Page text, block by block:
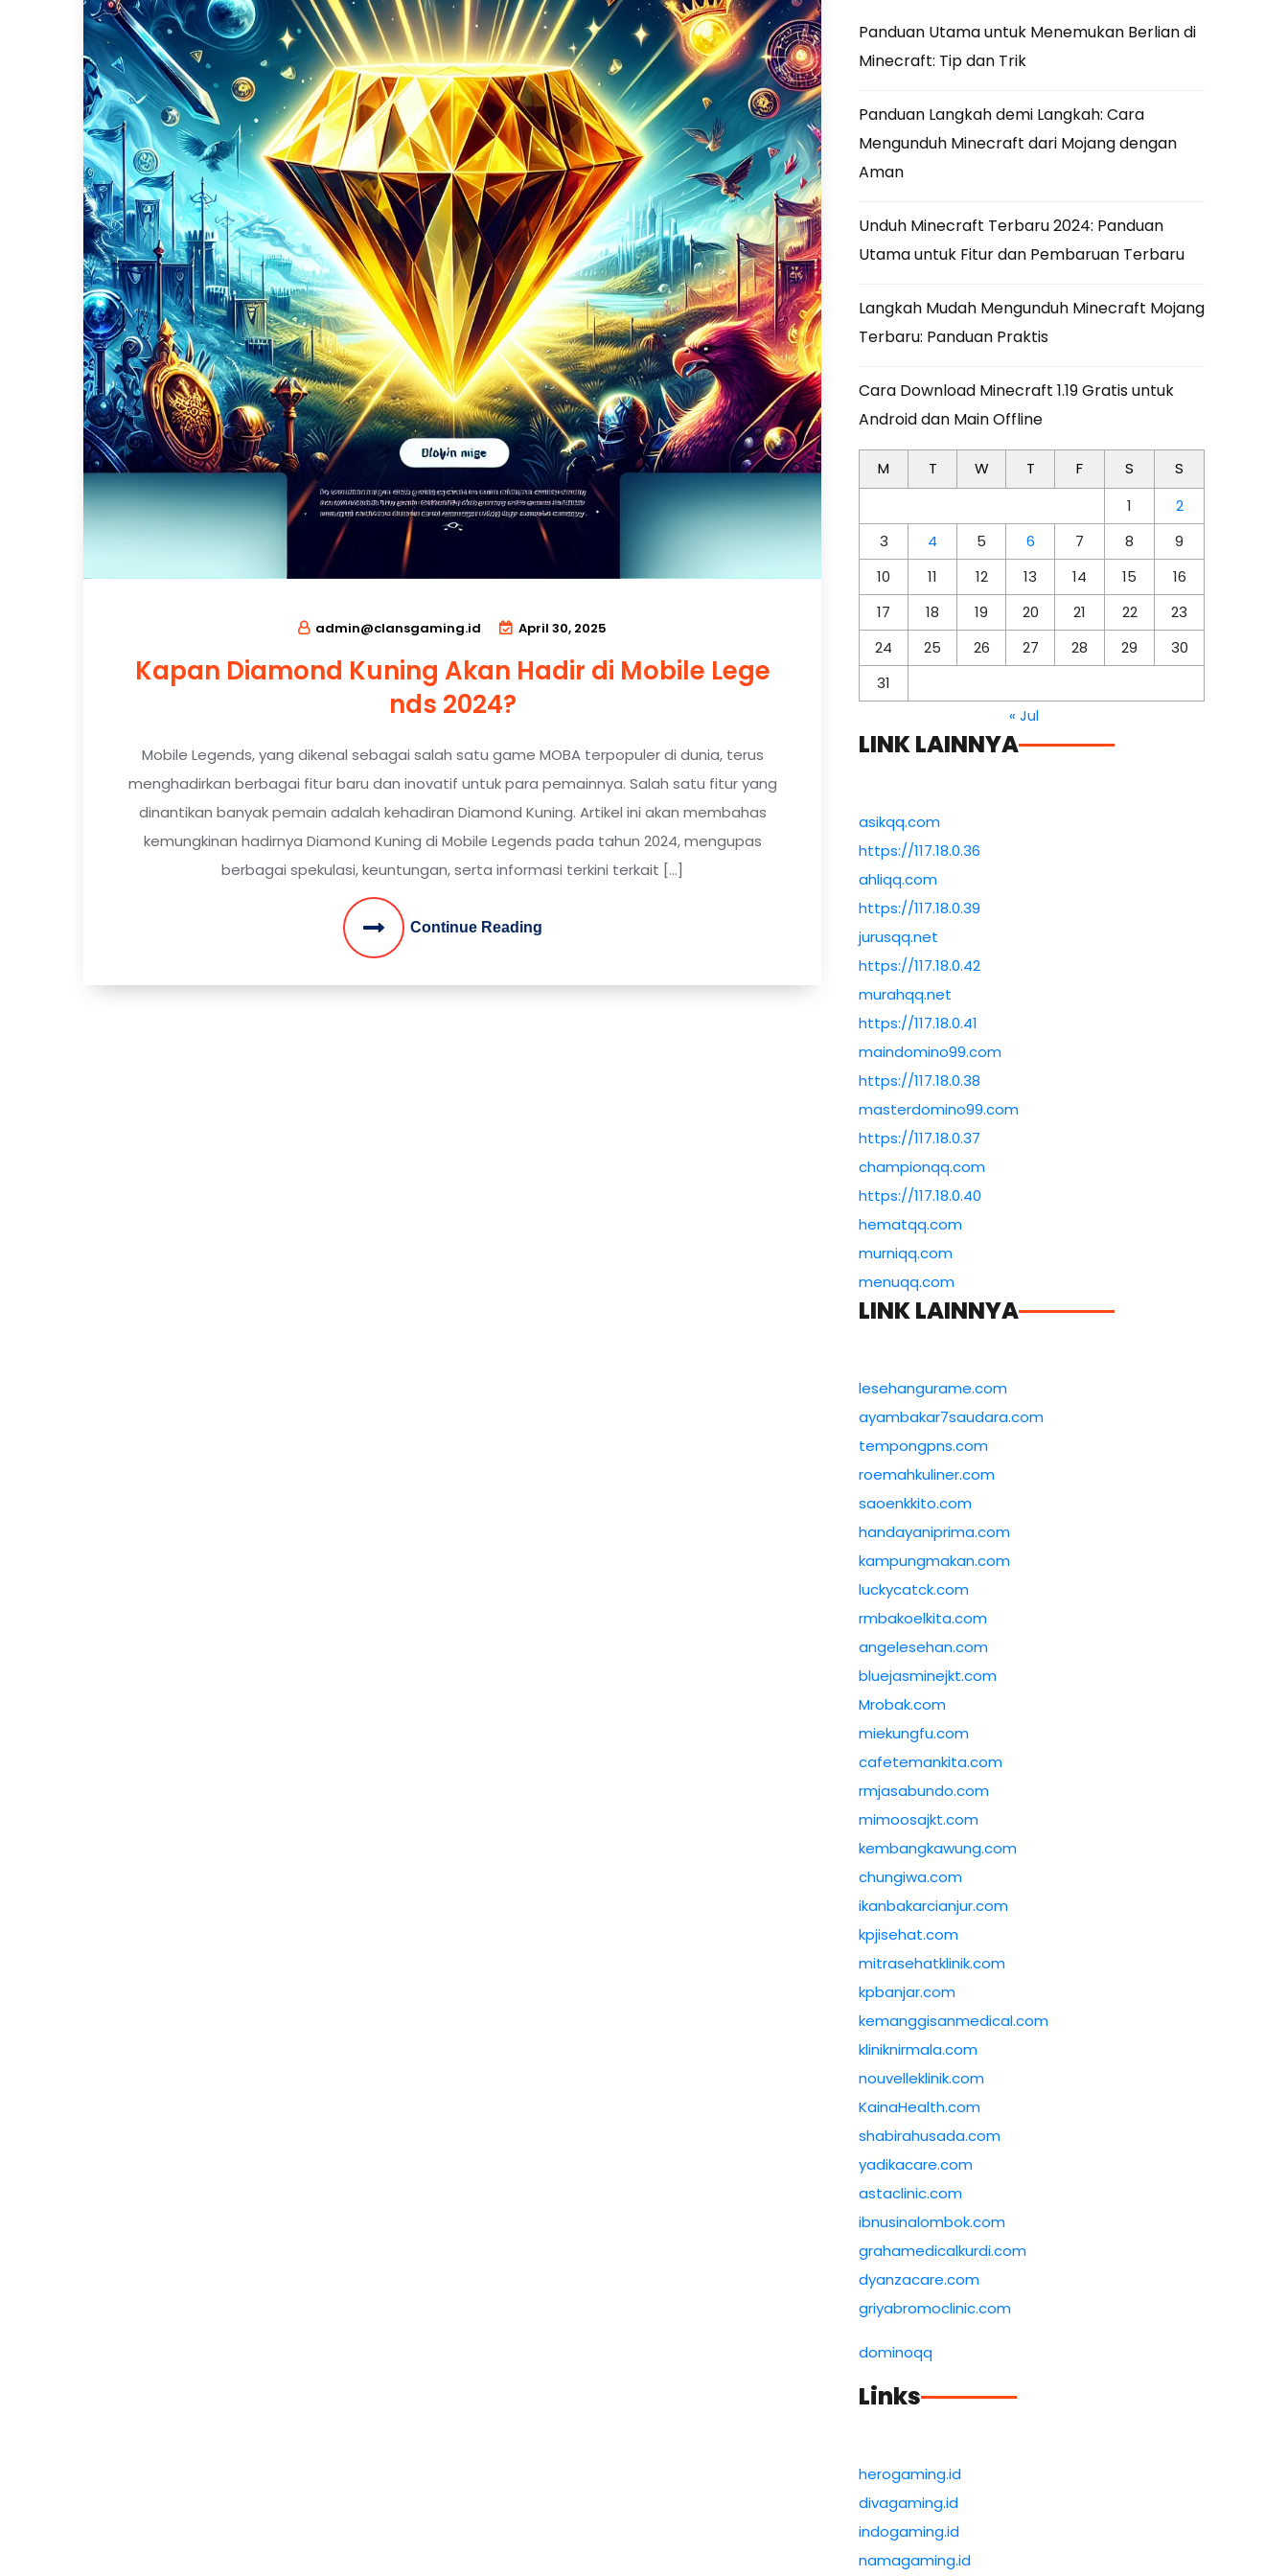
admin@clansgaming.id April 30, 2025
Kapan Diamond Kuning Akan Hadir di Mobile Lege
nds 2024?
Mobile Legends, yang dikenal sebagai salah satu game MOBA terpopuler di dunia, terus
menghadirkan berbagai fitur baru dan inovatif untuk para pemainnya. Salah satu fitur yang
dinantikan banyak pemain adalah kehadiran Diamond Kuning. Artikel ini akan membahas
kemungkinan hadirnya Diamond Kuning di Mobile Legends pada tahun 2024, mengupas
berbagai spekulasi, keuntungan, serta informasi terkini terkait […]
Continue Reading
Panduan Utama untuk Menemukan Berlian di
Minecraft: Tip dan Trik
Panduan Langkah demi Langkah: Cara
Mengunduh Minecraft dari Mojang dengan
Aman
Unduh Minecraft Terbaru 2024: Panduan
Utama untuk Fitur dan Pembaruan Terbaru
Langkah Mudah Mengunduh Minecraft Mojang
Terbaru: Panduan Praktis
Cara Download Minecraft 1.19 Gratis untuk
Android dan Main Offline
M T W T F S
S
1
2
3
4 5 6 7 8
9
10
11 12 13 14 15
16
17
18 19 20 21 22
23
24
25 26 27 28 29
30
31
« Jul
LINK LAINNYA
asikqq.com
https://117.18.0.36
ahliqq.com
https://117.18.0.39
jurusqq.net
https://117.18.0.42
murahqq.net
https://117.18.0.41
maindomino99.com
https://117.18.0.38
masterdomino99.com
https://117.18.0.37
championqq.com
https://117.18.0.40
hematqq.com
murniqq.com
menuqq.com
LINK LAINNYA
lesehangurame.com
ayambakar7saudara.com
tempongpns.com
roemahkuliner.com
saoenkkito.com
handayaniprima.com
kampungmakan.com
luckycatck.com
rmbakoelkita.com
angelesehan.com
bluejasminejkt.com
Mrobak.com
miekungfu.com
cafetemankita.com
rmjasabundo.com
mimoosajkt.com
kembangkawung.com
chungiwa.com
ikanbakarcianjur.com
kpjisehat.com
mitrasehatklinik.com
kpbanjar.com
kemanggisanmedical.com
kliniknirmala.com
nouvelleklinik.com
KainaHealth.com
shabirahusada.com
yadikacare.com
astaclinic.com
ibnusinalombok.com
grahamedicalkurdi.com
dyanzacare.com
griyabromoclinic.com
dominoqq
Links
herogaming.id
divagaming.id
indogaming.id
namagaming.id